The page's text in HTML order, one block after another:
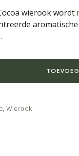
wierook wordt
Wierook